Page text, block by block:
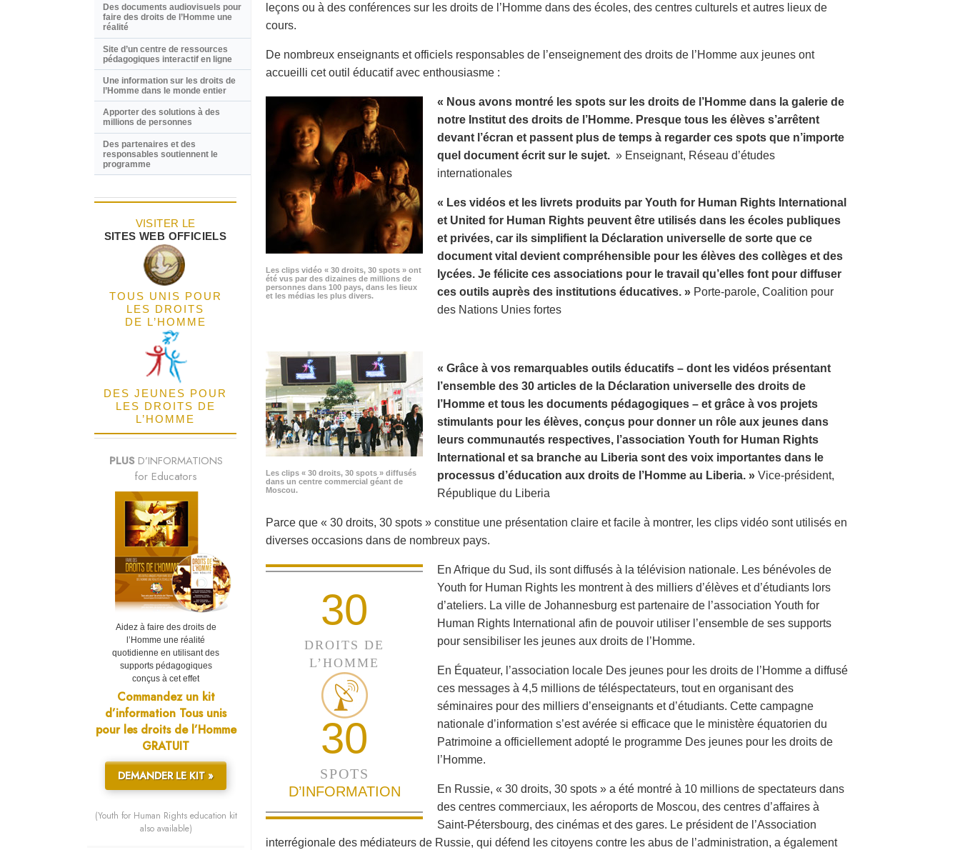
leçons ou à des conférences sur les droits de l’Homme dans des écoles, des centres culturels et autres lieux de
cours.
De nombreux enseignants et officiels responsables de l’enseignement des droits de l’Homme aux jeunes ont
accueilli cet outil éducatif avec enthousiasme :
Les clips vidéo « 30 droits, 30 spots » ont
été vus par des dizaines de millions de
personnes dans 100 pays, dans les lieux
et les médias les plus divers.
« Nous avons montré les spots sur les droits de l’Homme dans la galerie de
notre Institut des droits de l’Homme. Presque tous les élèves s’arrêtent
devant l’écran et passent plus de temps à regarder ces spots que n’importe
quel document écrit sur le sujet. » Enseignant, Réseau d’études
internationales
« Les vidéos et les livrets produits par Youth for Human Rights International
et United for Human Rights peuvent être utilisés dans les écoles publiques
et privées, car ils simplifient la Déclaration universelle de sorte que ce
document vital devient compréhensible pour les élèves des collèges et des
lycées. Je félicite ces associations pour le travail qu’elles font pour diffuser
ces outils auprès des institutions éducatives. » Porte-parole, Coalition pour
des Nations Unies fortes
Les clips « 30 droits, 30 spots » diffusés
dans un centre commercial géant de
Moscou.
« Grâce à vos remarquables outils éducatifs – dont les vidéos présentant
l’ensemble des 30 articles de la Déclaration universelle des droits de
l’Homme et tous les documents pédagogiques – et grâce à vos projets
stimulants pour les élèves, conçus pour donner un rôle aux jeunes dans
leurs communautés respectives, l’association Youth for Human Rights
International et sa branche au Liberia sont des voix importantes dans le
processus d’éducation aux droits de l’Homme au Liberia. » Vice-président,
République du Liberia
Parce que « 30 droits, 30 spots » constitue une présentation claire et facile à montrer, les clips vidéo sont utilisés en
diverses occasions dans de nombreux pays.
30
DROITS DE
L’HOMME
30
SPOTS
D’INFORMATION
En Afrique du Sud, ils sont diffusés à la télévision nationale. Les bénévoles de
Youth for Human Rights les montrent à des milliers d’élèves et d’étudiants lors
d’ateliers. La ville de Johannesburg est partenaire de l’association Youth for
Human Rights International afin de pouvoir utiliser l’ensemble de ses supports
pour sensibiliser les jeunes aux droits de l’Homme.
En Équateur, l’association locale Des jeunes pour les droits de l’Homme a diffusé
ces messages à 4,5 millions de téléspectateurs, tout en organisant des
séminaires pour des milliers d’enseignants et d’étudiants. Cette campagne
nationale d’information s’est avérée si efficace que le ministère équatorien du
Patrimoine a officiellement adopté le programme Des jeunes pour les droits de
l’Homme.
En Russie, « 30 droits, 30 spots » a été montré à 10 millions de spectateurs dans
des centres commerciaux, les aéroports de Moscou, des centres d’affaires à
Saint-Pétersbourg, des cinémas et des gares. Le président de l’Association
interrégionale des médiateurs de Russie, qui défend les citoyens contre les abus de l’administration, a également
Des documents audiovisuels pour
faire des droits de l’Homme une
réalité
Site d’un centre de ressources
pédagogiques interactif en ligne
Une information sur les droits de
l’Homme dans le monde entier
Apporter des solutions à des
millions de personnes
Des partenaires et des
responsables soutiennent le
programme
VISITER LE
SITES WEB OFFICIELS
TOUS UNIS POUR
LES DROITS
DE L’HOMME
DES JEUNES POUR
LES DROITS DE
L’HOMME
PLUS D’INFORMATIONS
for Educators
Aidez à faire des droits de
l’Homme une réalité
quotidienne en utilisant des
supports pédagogiques
conçus à cet effet
Commandez un kit
d’information Tous unis
pour les droits de l’Homme
GRATUIT
DEMANDER LE KIT »
(Youth for Human Rights education kit
also available)